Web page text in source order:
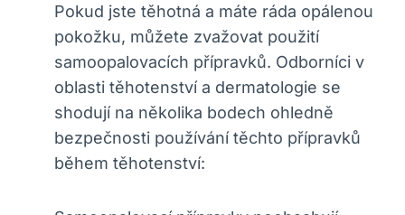
Pokud jste těhotná a máte ráda opálenou
pokožku, můžete zvažovat použití
samoopalovacích přípravků. Odborníci v
oblasti těhotenství a dermatologie se
shodují na několika bodech ohledně
bezpečnosti používání těchto přípravků
během těhotenství: